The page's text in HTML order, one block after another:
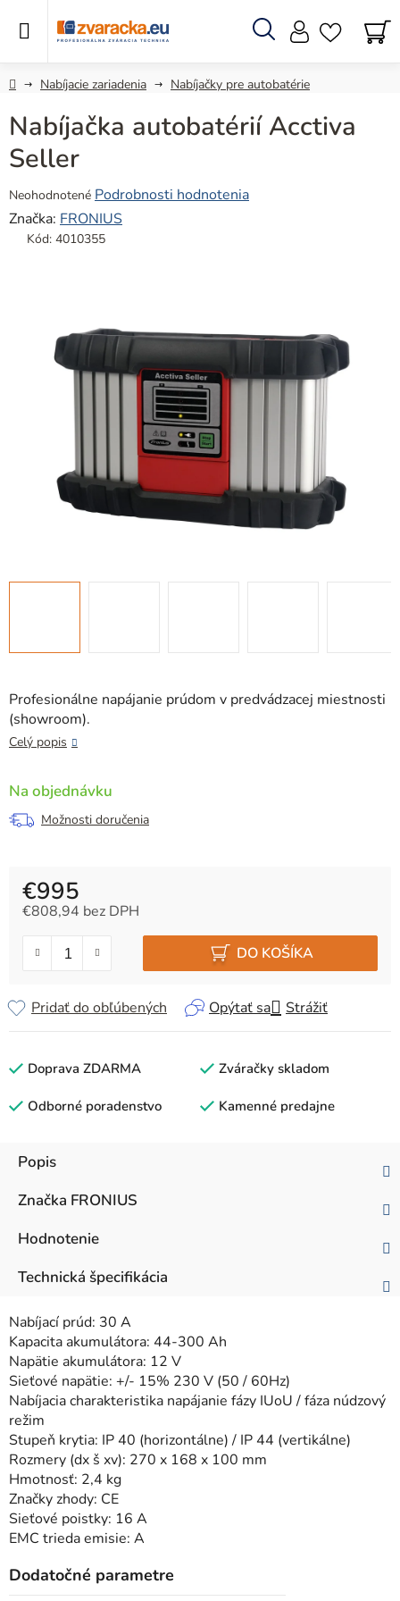
Hľadať
DomovNabíjacie zariadenia Nabíjačky pre autobatérie
Profesionálne napájanie prúdom v predvádzacej miestnosti
(showroom).
Celý popis
Na objednávku
Možnosti doručenia
€995
€808,94 bez DPH
DO KOŠÍKA
Opýtať sa Strážiť
Pridať do obľúbených
Nabíjačka autobatérií Acctiva
Seller
Priemerné
hodnotenie
produktu
hviezdičiek.
Neohodnotené Podrobnosti hodnotenia
Značka: FRONIUS
Kód: 4010355
Doprava ZDARMA Zváračky skladom
Odborné poradenstvo Kamenné predajne
Popis
Značka FRONIUS
Hodnotenie
Technická špecifikácia
Nabíjací prúd: 30 A
Kapacita akumulátora: 44-300 Ah
Napätie akumulátora: 12 V
Sieťové napätie: +/- 15% 230 V (50 / 60Hz)
Nabíjacia charakteristika napájanie fázy IUoU / fáza núdzový
režim
Stupeň krytia: IP 40 (horizontálne) / IP 44 (vertikálne)
Rozmery (dx š xv): 270 x 168 x 100 mm
Hmotnosť: 2,4 kg
Značky zhody: CE
Sieťové poistky: 16 A
EMC trieda emisie: A
Dodatočné parametre